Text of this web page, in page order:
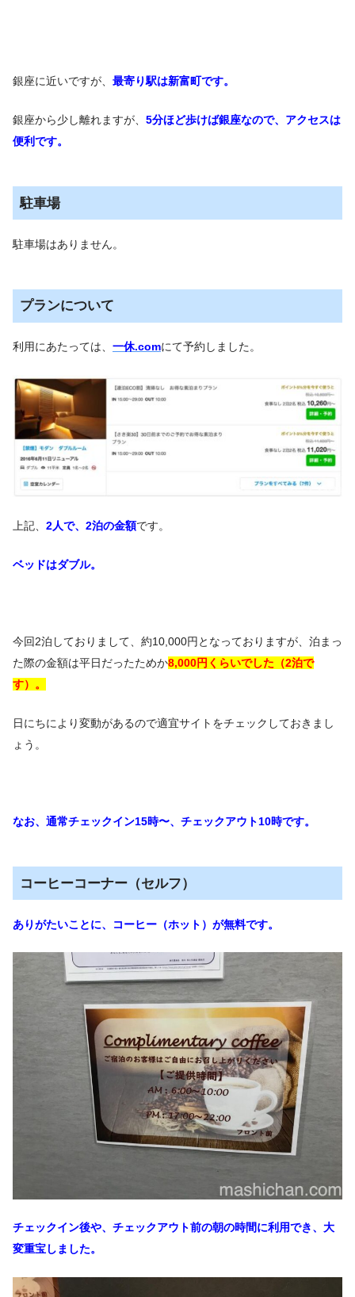
銀座に近いですが、 最寄り駅は新富町です。
銀座から少し離れますが、 5分ほど歩けば銀座なので、アクセスは
便利です。
駐車場
駐車場はありません。
プランについて
利用にあたっては、 一休.comにて予約しました。
上記、 2人で、2泊の金額です。
ベッドはダブル。
今回2泊しておりまして、約10,000円となっておりますが、泊まっ
た際の金額は平日だったためか8,000円くらいでした（2泊で
す）。
日にちにより変動があるので適宜サイトをチェックしておきまし
ょう。
なお、通常チェックイン15時〜、チェックアウト10時です。
コーヒーコーナー（セルフ）
ありがたいことに、コーヒー（ホット）が無料です。
チェックイン後や、チェックアウト前の朝の時間に利用でき、大
変重宝しました。